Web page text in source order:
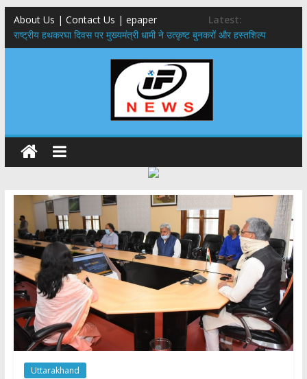
About Us | Contact Us | epaper
Latest:
राष्ट्रीय हथकरघा दिवस पर मुख्यमंत्री धामी ने उत्कृष्ट बुनकरों और हस्तशिल्प
कारीगरों को किया सम्मानित
मुख्यमंत्री ने उत्तराखण्ड क्षत्रिय कल्याण समिति की वेबसाइट एवं क्षत्रिय जागरण
मुख्यमंत्री ने हर घर तिरंगा यात्रा कार्यक्रम में किया प्रतिभाग,मुख्यमंत्री ने
प्रदेशवासियों से स्वतंत्रता दिवस पर अपने घरों में तिरंगा फहराने का किया आवाह्न
नंदा की चौकी पुल हादसा: PWD के EE, AE और JE निलंबित, सीएम धामी के निर्देश
पर सख्त कार्रवाई
मुख्यमंत्री ने 9 लाख 87 हजार17 पेंशन लाभार्थियों को कुल 146 करोड़ 32 लाख
की पेंशन राशि का किया भुगतान
Uttarakhand